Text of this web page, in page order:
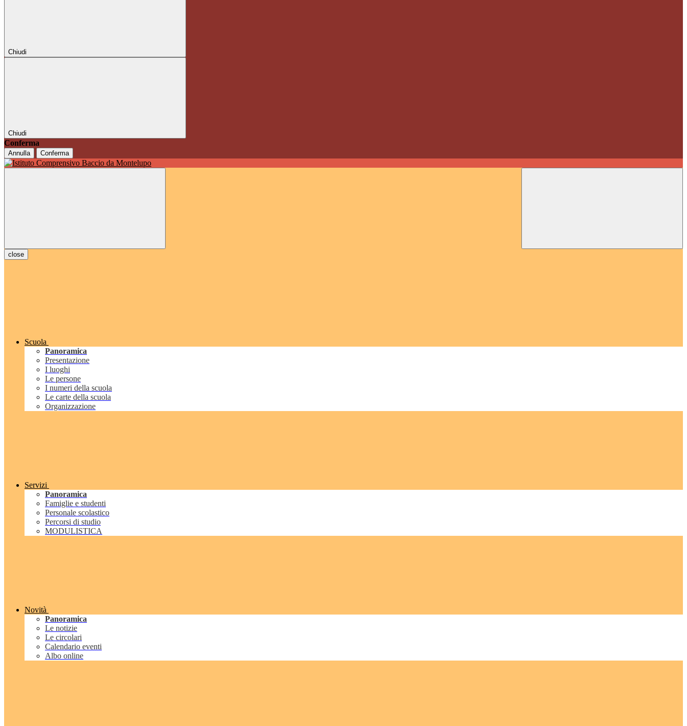
Chiudi
Chiudi
Conferma
Annulla Conferma
close
Scuola
Panoramica
Presentazione
I luoghi
Le persone
I numeri della scuola
Le carte della scuola
Organizzazione
Servizi
Panoramica
Famiglie e studenti
Personale scolastico
Percorsi di studio
MODULISTICA
Novità
Panoramica
Le notizie
Le circolari
Calendario eventi
Albo online